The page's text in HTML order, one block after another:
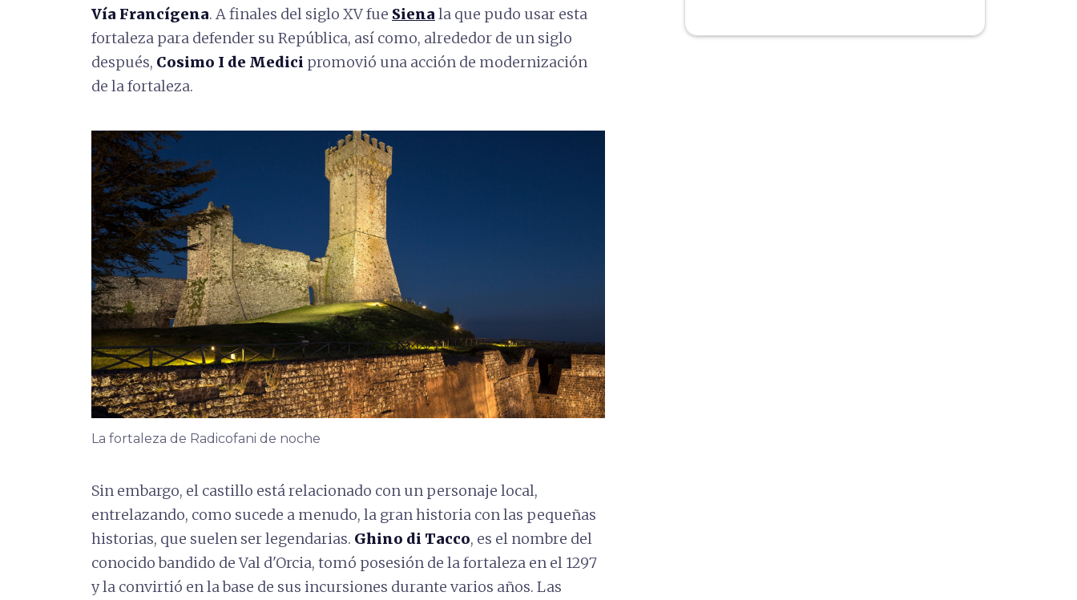
Vía Francígena. A finales del siglo XV fue Siena la que pudo usar esta
fortaleza para defender su República, así como, alrededor de un siglo
después, Cosimo I de Medici promovió una acción de modernización
de la fortaleza.
La fortaleza de Radicofani de noche
Sin embargo, el castillo está relacionado con un personaje local,
entrelazando, como sucede a menudo, la gran historia con las pequeñas
historias, que suelen ser legendarias. Ghino di Tacco, es el nombre del
conocido bandido de Val d'Orcia, tomó posesión de la fortaleza en el 1297
y la convirtió en la base de sus incursiones durante varios años. Las